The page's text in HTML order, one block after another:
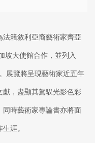
籍敘利亞裔藝術家齊亞
坡大使館合作，並列入
展覽將呈現藝術家近五年
，盡顯其駕馭光影色彩
時藝術家專論書亦將面
涯。